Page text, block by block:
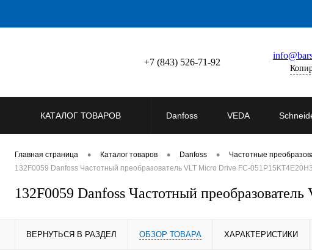
+7 (843) 526-71-92
КАТАЛОГ ТОВАРОВ Danfoss VEDA
Главная страница • Каталог товаров • Danfoss • Частотные
132F0059 Danfoss Частотный преобразователь VLT Micro Drive FC-
132F0059 Danfoss Частотный
ВЕРНУТЬСЯ В РАЗДЕЛ ОБЗОР ТОВАРА ХАРАКТЕРИСТИКИ